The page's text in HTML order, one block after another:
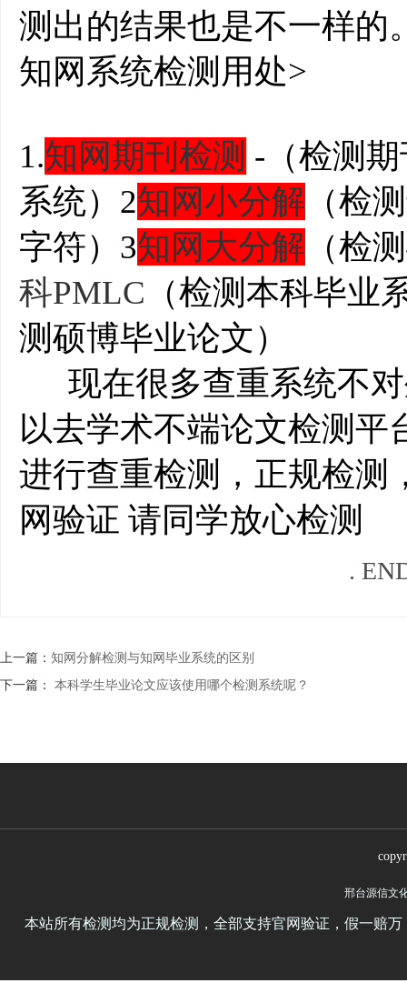
测出的结果也是不一样的
知网系统检测用处>
1.知网期刊检测 -（检测
系统）2知网小分解 （检
字符）3知网大分解 （检
科PMLC （检测本科毕业
测硕博毕业论文）
现在很多查重系统不对
以去学术不端论文检测平
进行查重检测，正规检测
网验证 请同学放心检测
.
上一篇： 知网分解检测与知网毕业系统的区别
下一篇：
本科学生毕业论文应该使用哪个检测系统呢？
邢台源信文
本站所有检测均为正规检测，全部支持官网验证，假一赔万